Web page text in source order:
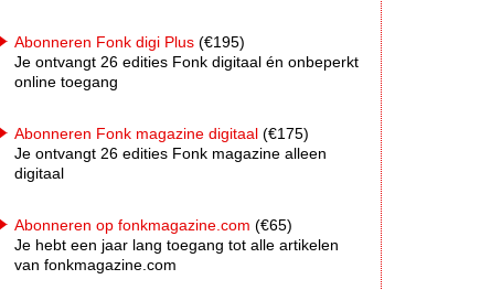
Abonneren Fonk digi Plus (€195)
Je ontvangt 26 edities Fonk digitaal én onbeperkt
online toegang
Abonneren Fonk magazine digitaal (€175)
Je ontvangt 26 edities Fonk magazine alleen
digitaal
Abonneren op fonkmagazine.com (€65)
Je hebt een jaar lang toegang tot alle artikelen
van fonkmagazine.com